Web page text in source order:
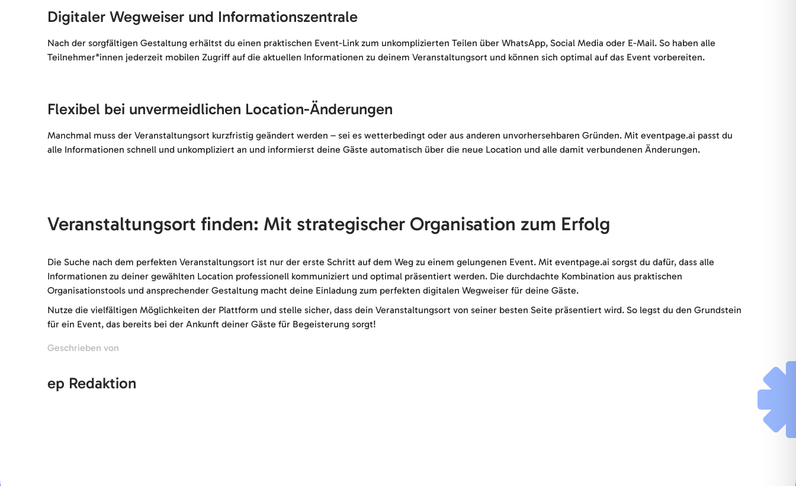
Digitaler Wegweiser und Informationszentrale
Nach der sorgfältigen Gestaltung erhältst du einen praktischen Event-Link zum unkomplizierten Teilen über WhatsApp, Social Media oder E-Mail. So haben alle
Teilnehmer*innen jederzeit mobilen Zugriff auf die aktuellen Informationen zu deinem Veranstaltungsort und können sich optimal auf das Event vorbereiten.
Flexibel bei unvermeidlichen Location-Änderungen
Manchmal muss der Veranstaltungsort kurzfristig geändert werden – sei es wetterbedingt oder aus anderen unvorhersehbaren Gründen. Mit eventpage.ai passt du
alle Informationen schnell und unkompliziert an und informierst deine Gäste automatisch über die neue Location und alle damit verbundenen Änderungen.
Veranstaltungsort finden: Mit strategischer Organisation zum Erfolg
Die Suche nach dem perfekten Veranstaltungsort ist nur der erste Schritt auf dem Weg zu einem gelungenen Event. Mit eventpage.ai sorgst du dafür, dass alle
Informationen zu deiner gewählten Location professionell kommuniziert und optimal präsentiert werden. Die durchdachte Kombination aus praktischen
Organisationstools und ansprechender Gestaltung macht deine Einladung zum perfekten digitalen Wegweiser für deine Gäste.
Nutze die vielfältigen Möglichkeiten der Plattform und stelle sicher, dass dein Veranstaltungsort von seiner besten Seite präsentiert wird. So legst du den Grundstein
für ein Event, das bereits bei der Ankunft deiner Gäste für Begeisterung sorgt!
Geschrieben von
ep Redaktion